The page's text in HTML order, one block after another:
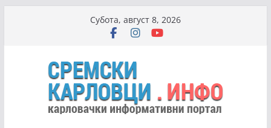
Субота, август 8, 2026